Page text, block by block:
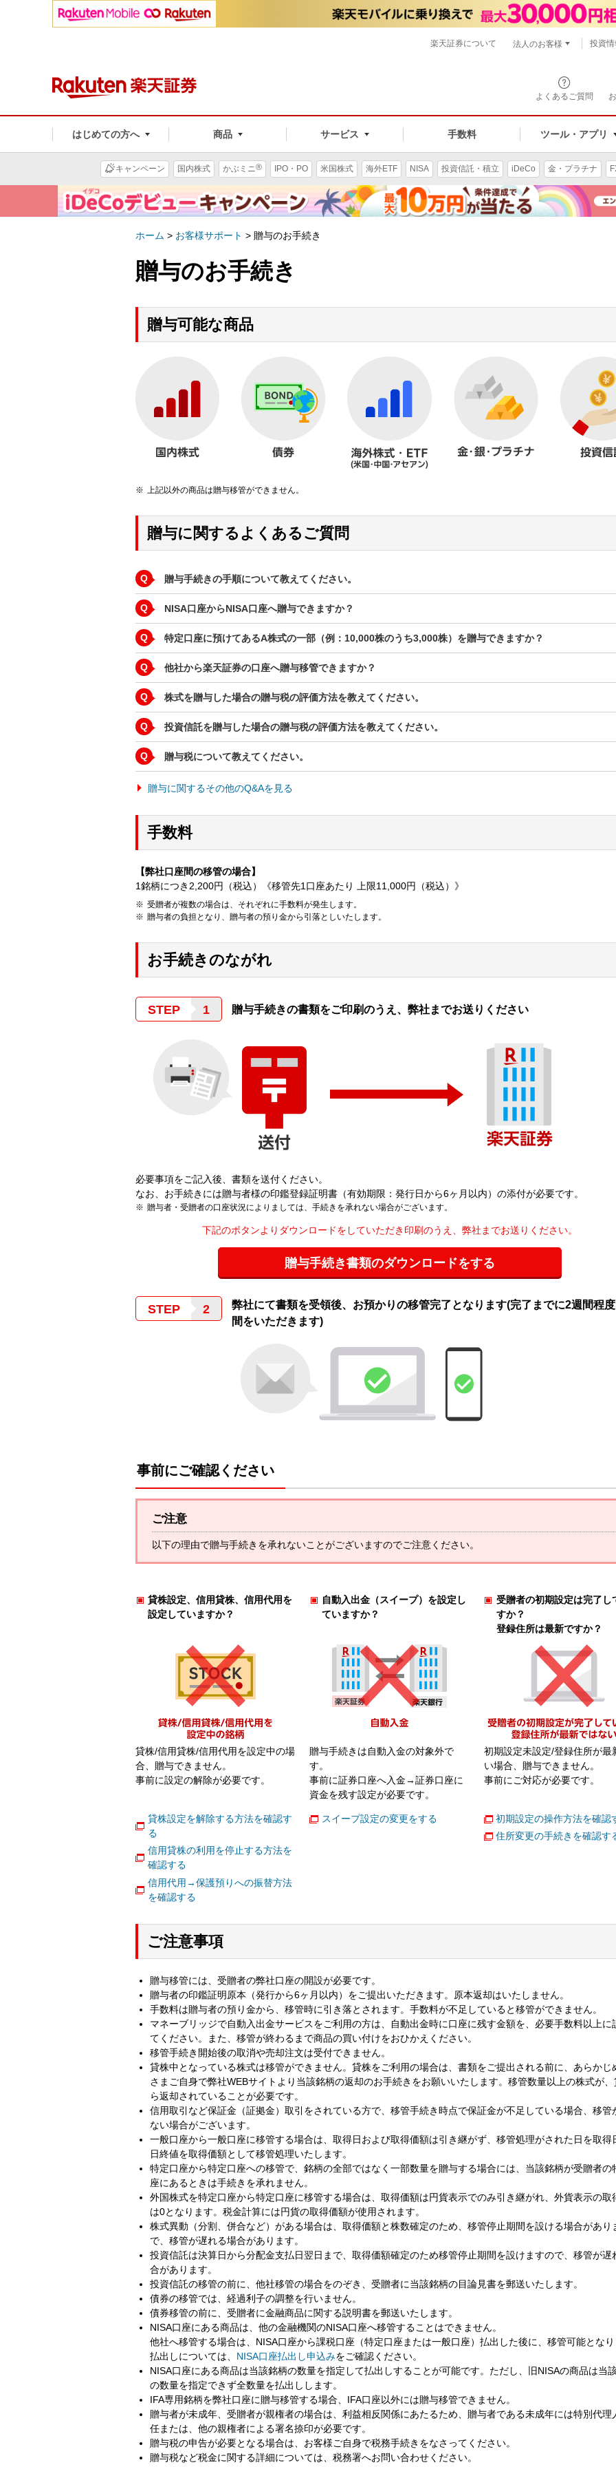
よくあるご質問
はじめての方へ 商品 サービス 手数料 ツール・アプリ
楽天証券について 法人のお客様 投資
キャンペーン 国内株式 かぶミニ® IPO・PO 米国株式 海外ETF NISA 投資信託・積立 iDeCo 金・プラチナ
ホーム > お客様サポート > 贈与のお手続き
贈与のお手続き
贈与可能な商品
上記以外の商品は贈与移管ができません。
贈与に関するよくあるご質問
Q 贈与手続きの手順について教えてください。
Q NISA口座からNISA口座へ贈与できますか？
Q 特定口座に預けてあるA株式の一部（例：10,000株のうち3,000株）を贈与できますか？
Q 他社から楽天証券の口座へ贈与移管できますか？
Q 株式を贈与した場合の贈与税の評価方法を教えてください。
Q 投資信託を贈与した場合の贈与税の評価方法を教えてください。
Q 贈与税について教えてください。
贈与に関するその他のQ&Aを見る
手数料
【弊社口座間の移管の場合】
1銘柄につき2,200円（税込）《移管先1口座あたり 上限11,000円（税込）》
受贈者が複数の場合は、それぞれに手数料が発生します。
贈与者の負担となり、贈与者の預り金から引落としいたします。
お手続きのながれ
STEP 贈与手続きの書類をご印刷のうえ、弊社までお送りください
必要事項をご記入後、書類を送付ください。
なお、お手続きには贈与者様の印鑑登録証明書（有効期限：発行日から6ヶ月以内）の添付が必要です。
贈与者・受贈者の口座状況によりましては、手続きを承れない場合がございます。
下記のボタンよりダウンロードをしていただき印刷のうえ、弊社までお送りください。
贈与手続き書類のダウンロードをする
STEP
弊社にて書類を受領後、お預かりの移管完了となります(完了までに2週間程
間をいただきます)
事前にご確認ください
ご注意
以下の理由で贈与手続きを承れないことがございますのでご注意ください。
貸株設定、信用貸株、信用代用を
設定していますか？
貸株/信用貸株/信用代用を設定中の場
合、贈与できません。
事前に設定の解除が必要です。
自動入出金（スイープ）を設定し
ていますか？
贈与手続きは自動入金の対象外で
す。
事前に証券口座へ入金→証券口座に
資金を残す設定が必要です。
受贈者の初期設定は完了し
すか？
登録住所は最新ですか？
初期設定未設定/登録住所が最
い場合、贈与できません。
事前にご対応が必要です。
貸株設定を解除する方法を確認す
る
信用貸株の利用を停止する方法を
確認する
信用代用→保護預りへの振替方法
を確認する
スイープ設定の変更をする
初期設定の操作方法を確認
住所変更の手続きを確認す
ご注意事項
贈与移管には、受贈者の弊社口座の開設が必要です。
贈与者の印鑑証明原本（発行から6ヶ月以内）をご提出いただきます。原本返却はいたしません。
手数料は贈与者の預り金から、移管時に引き落とされます。手数料が不足していると移管ができません。
マネーブリッジで自動入出金サービスをご利用の方は、自動出金時に口座に残す金額を、必要手数料以上に
てください。また、移管が終わるまで商品の買い付けをおひかえください。
移管手続き開始後の取消や売却注文は受付できません。
貸株中となっている株式は移管ができません。貸株をご利用の場合は、書類をご提出される前に、あらかじ
さまご自身で弊社WEBサイトより当該銘柄の返却のお手続きをお願いいたします。移管数量以上の株式が
ら返却されていることが必要です。
信用取引など保証金（証拠金）取引をされている方で、移管手続き時点で保証金が不足している場合、移管
ない場合がございます。
一般口座から一般口座に移管する場合は、取得日および取得価額は引き継がず、移管処理がされた日を取得
日終値を取得価額として移管処理いたします。
特定口座から特定口座への移管で、銘柄の全部ではなく一部数量を贈与する場合には、当該銘柄が受贈者の
座にあるときは手続きを承れません。
外国株式を特定口座から特定口座に移管する場合は、取得価額は円貨表示でのみ引き継がれ、外貨表示の取
は0となります。税金計算には円貨の取得価額が使用されます。
株式異動（分割、併合など）がある場合は、取得価額と株数確定のため、移管停止期間を設ける場合があり
で、移管が遅れる場合があります。
投資信託は決算日から分配金支払日翌日まで、取得価額確定のため移管停止期間を設けますので、移管が遅
合があります。
投資信託の移管の前に、他社移管の場合をのぞき、受贈者に当該銘柄の目論見書を郵送いたします。
債券の移管では、経過利子の調整を行いません。
債券移管の前に、受贈者に金融商品に関する説明書を郵送いたします。
NISA口座にある商品は、他の金融機関のNISA口座へ移管することはできません。
他社へ移管する場合は、NISA口座から課税口座（特定口座または一般口座）払出した後に、移管可能とな
払出しについては、 NISA口座払出し申込みをご確認ください。
NISA口座にある商品は当該銘柄の数量を指定して払出しすることが可能です。ただし、旧NISAの商品は当
の数量を指定できず全数量を払出しします。
IFA専用銘柄を弊社口座に贈与移管する場合、IFA口座以外には贈与移管できません。
贈与者が未成年、受贈者が親権者の場合は、利益相反関係にあたるため、贈与者である未成年には特別代理
任または、他の親権者による署名捺印が必要です。
贈与税の申告が必要となる場合は、お客様ご自身で税務手続きをなさってください。
贈与税など税金に関する詳細については、税務署へお問い合わせください。